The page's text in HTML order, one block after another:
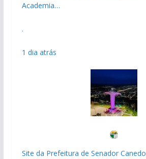
Academia…
.
1 dia atrás
Site da Prefeitura de Senador Canedo